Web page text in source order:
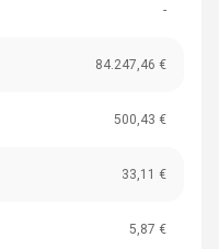
-
84.247,46 €
500,43 €
33,11 €
5,87 €